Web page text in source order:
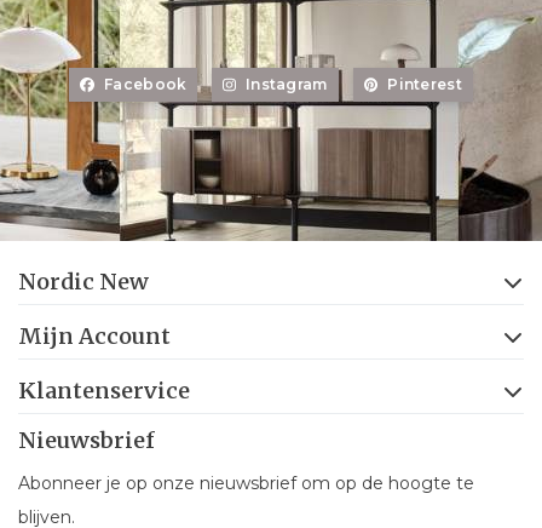
Facebook Instagram Pinterest
Nordic New
Mijn Account
Klantenservice
Nieuwsbrief
Abonneer je op onze nieuwsbrief om op de hoogte te
blijven.